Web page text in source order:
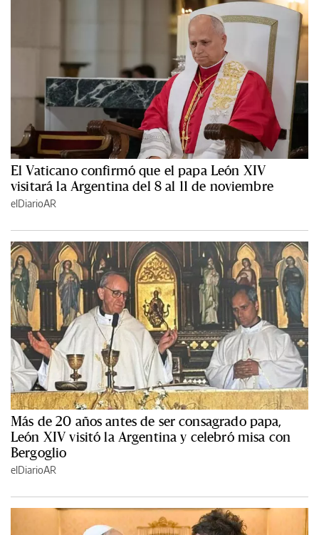
El Vaticano confirmó que el papa León XIV
visitará la Argentina del 8 al 11 de noviembre
elDiarioAR
Más de 20 años antes de ser consagrado papa,
León XIV visitó la Argentina y celebró misa con
Bergoglio
elDiarioAR